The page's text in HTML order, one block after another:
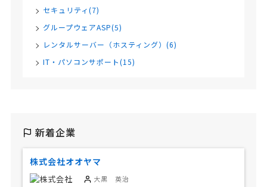
セキュリティ(7)
グループウェアASP(5)
レンタルサーバー（ホスティング）(6)
IT・パソコンサポート(15)
新着企業
株式会社オオヤマ
大黒 英治